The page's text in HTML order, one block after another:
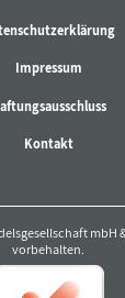
Impressum
Kontakt
mbH
vorbehalten.